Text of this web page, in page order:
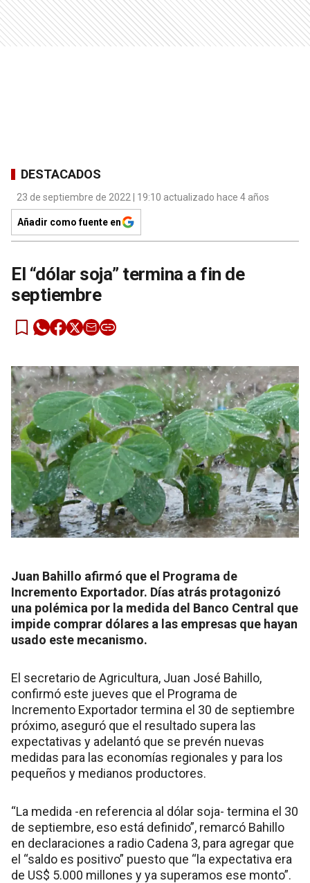
DESTACADOS
23 de septiembre de 2022 | 19:10 actualizado hace 4 años
Añadir como fuente en
El “dólar soja” termina a fin de
septiembre
Juan Bahillo afirmó que el Programa de
Incremento Exportador. Días atrás protagonizó
una polémica por la medida del Banco Central que
impide comprar dólares a las empresas que hayan
usado este mecanismo.
El secretario de Agricultura, Juan José Bahillo,
confirmó este jueves que el Programa de
Incremento Exportador termina el 30 de septiembre
próximo, aseguró que el resultado supera las
expectativas y adelantó que se prevén nuevas
medidas para las economías regionales y para los
pequeños y medianos productores.
“La medida -en referencia al dólar soja- termina el 30
de septiembre, eso está definido”, remarcó Bahillo
en declaraciones a radio Cadena 3, para agregar que
el “saldo es positivo” puesto que “la expectativa era
de US$ 5.000 millones y ya superamos ese monto”.